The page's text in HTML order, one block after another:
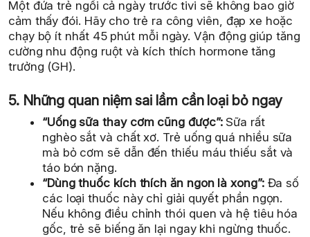
Một đứa trẻ ngồi cả ngày trước tivi sẽ không bao giờ
cảm thấy đói. Hãy cho trẻ ra công viên, đạp xe hoặc
chạy bộ ít nhất 45 phút mỗi ngày. Vận động giúp tăng
cường nhu động ruột và kích thích hormone tăng
trưởng (GH).
5. Những quan niệm sai lầm cần loại bỏ ngay
“Uống sữa thay cơm cũng được”:Sữa rất
nghèo sắt và chất xơ. Trẻ uống quá nhiều sữa
mà bỏ cơm sẽ dẫn đến thiếu máu thiếu sắt và
táo bón nặng.
“Dùng thuốc kích thích ăn ngon là xong”:Đa số
các loại thuốc này chỉ giải quyết phần ngọn.
Nếu không điều chỉnh thói quen và hệ tiêu hóa
gốc, trẻ sẽ biếng ăn lại ngay khi ngừng thuốc.